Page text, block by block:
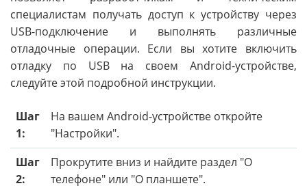
специалистам получать доступ к устройству через
USB-подключение и выполнять различные
отладочные операции. Если вы хотите включить
отладку по USB на своем Android-устройстве,
следуйте этой подробной инструкции.
Шаг
1:
На вашем Android-устройстве откройте
"Настройки".
Шаг
2:
Прокрутите вниз и найдите раздел "О
телефоне" или "О планшете".